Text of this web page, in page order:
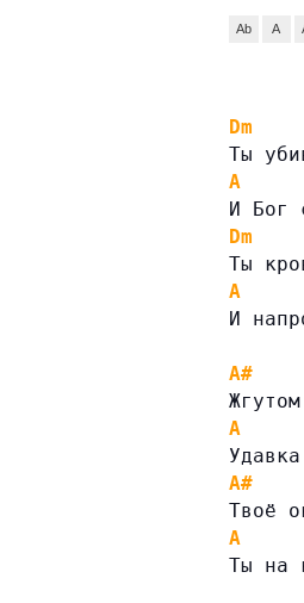
Ab A
Dm
Ты
A
И Бог
Dm
Ты
A
И
A#
A
A#
Твоё
A
Ты на